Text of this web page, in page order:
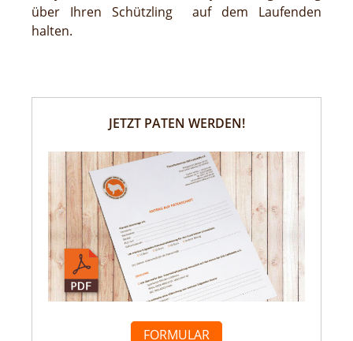
über Ihren Schützling auf dem Laufenden
halten.
JETZT PATEN WERDEN!
FORMULAR